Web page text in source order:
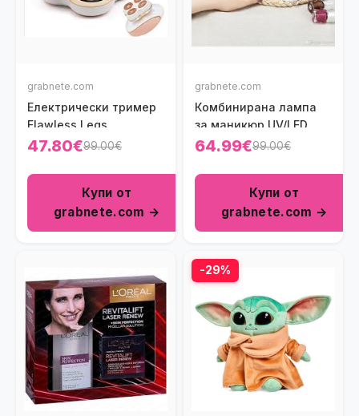
grabnete.com
Електрически тример
Flawless Legs
47.80€99.00€
Купи от
grabnete.com →
grabnete.com
Комбинирана лампа
за маникюр UV/LED
SUN
64.99€99.00€
Купи от
grabnete.com →
-29%